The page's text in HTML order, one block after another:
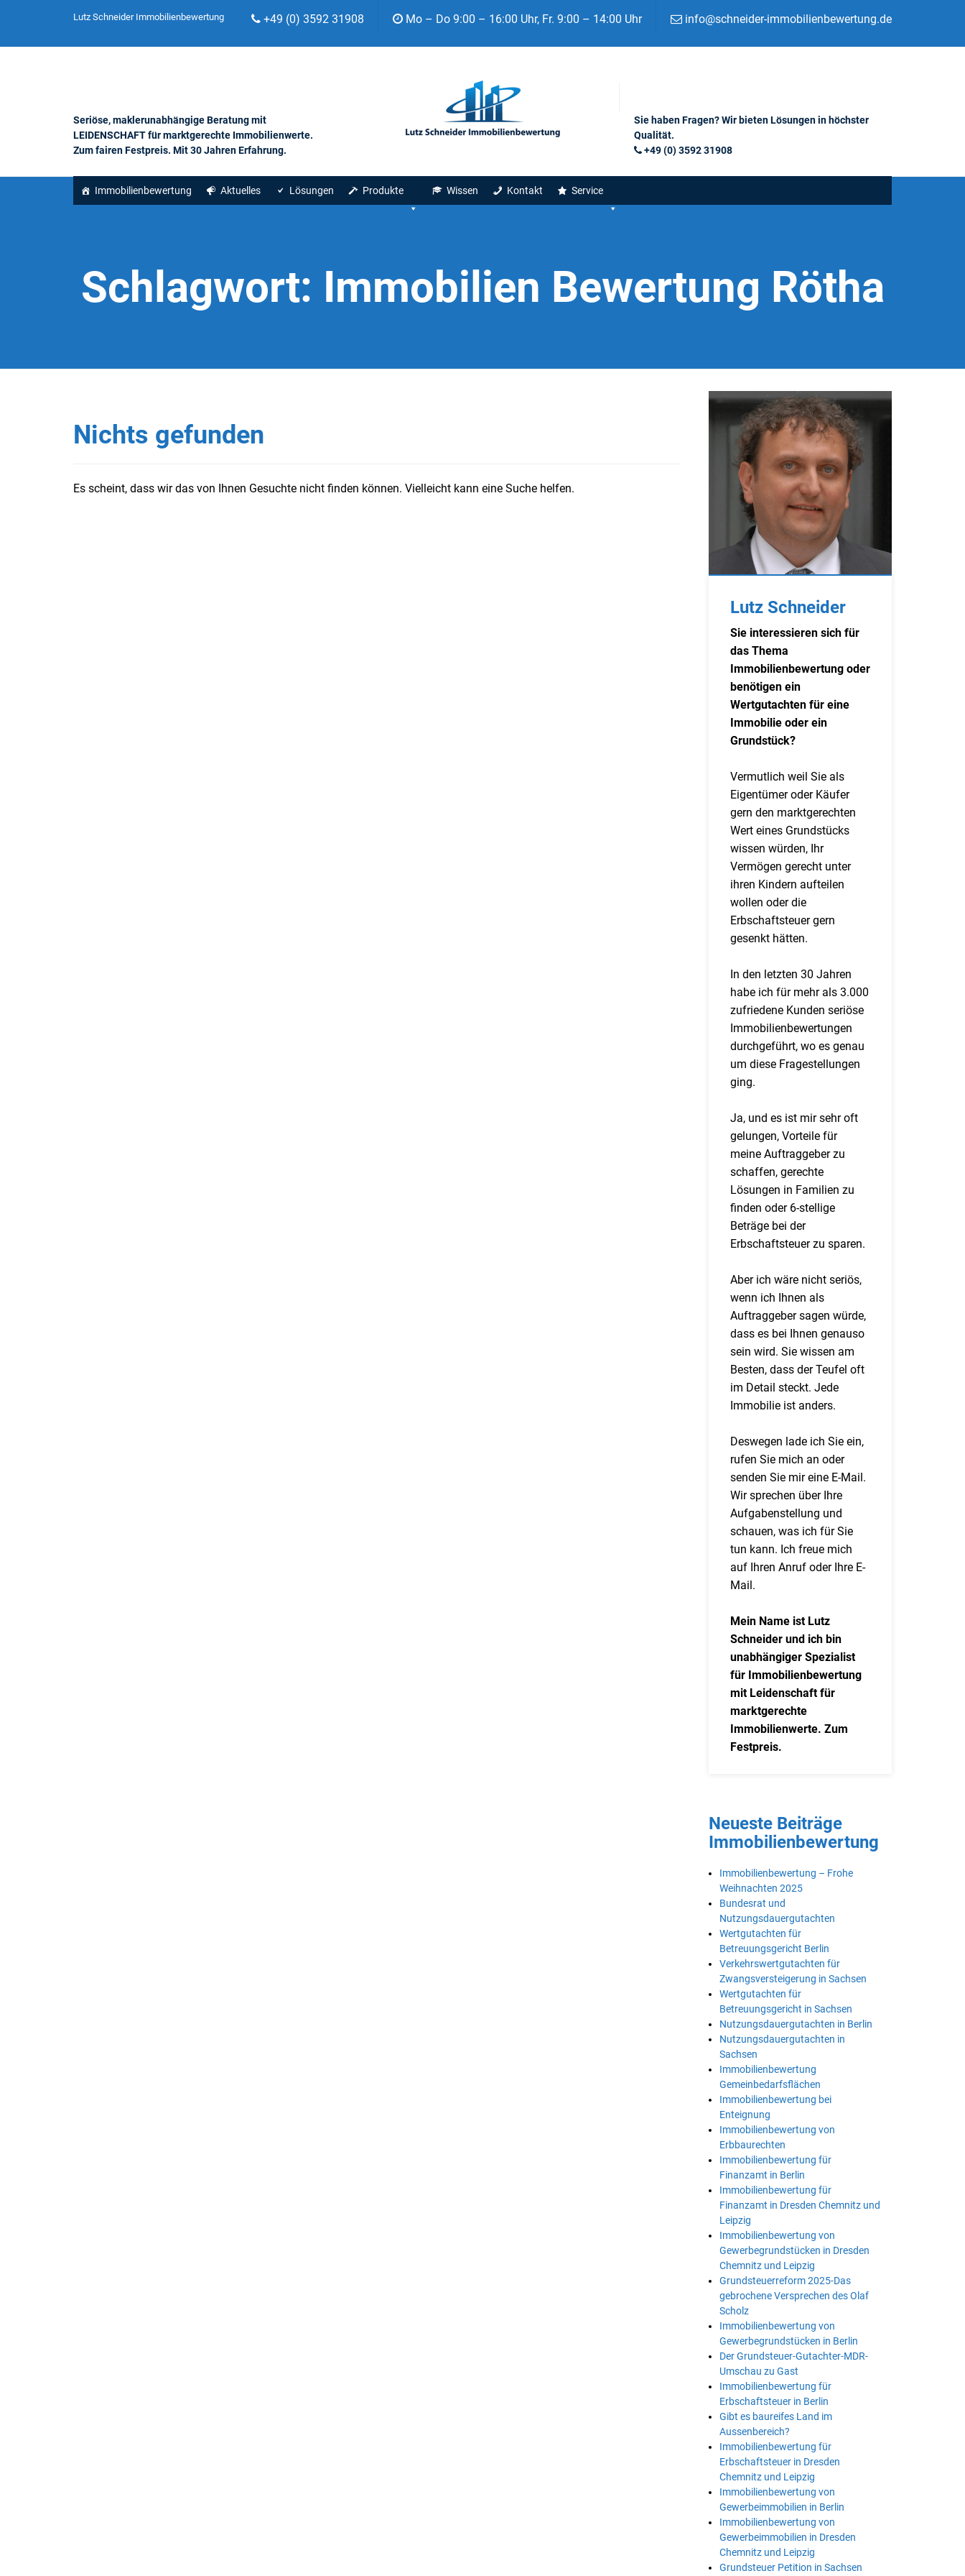
Lutz Schneider Immobilienbewertung +49 (0) 3592 31908 Mo – Do 9:00 – 16:00 Uhr, Fr. 9:00 – 14:00 Uhr info@schneider-immobilienbewertung.de
Seriöse, maklerunabhängige Beratung mit
LEIDENSCHAFT für marktgerechte Immobilienwerte.
Zum fairen Festpreis. Mit 30 Jahren Erfahrung.
Sie haben Fragen? Wir bieten Lösungen in höchster
Qualität.
+49 (0) 3592 31908
Immobilienbewertung Aktuelles Lösungen Produkte Wissen Kontakt Service
Schlagwort: Immobilien Bewertung Rötha
Nichts gefunden
Es scheint, dass wir das von Ihnen Gesuchte nicht finden können. Vielleicht kann eine Suche helfen.
Lutz Schneider
Sie interessieren sich für
das Thema
Immobilienbewertung oder
benötigen ein
Wertgutachten für eine
Immobilie oder ein
Grundstück?
Vermutlich weil Sie als
Eigentümer oder Käufer
gern den marktgerechten
Wert eines Grundstücks
wissen würden, Ihr
Vermögen gerecht unter
ihren Kindern aufteilen
wollen oder die
Erbschaftsteuer gern
gesenkt hätten.
In den letzten 30 Jahren
habe ich für mehr als 3.000
zufriedene Kunden seriöse
Immobilienbewertungen
durchgeführt, wo es genau
um diese Fragestellungen
ging.
Ja, und es ist mir sehr oft
gelungen, Vorteile für
meine Auftraggeber zu
schaffen, gerechte
Lösungen in Familien zu
finden oder 6-stellige
Beträge bei der
Erbschaftsteuer zu sparen.
Aber ich wäre nicht seriös,
wenn ich Ihnen als
Auftraggeber sagen würde,
dass es bei Ihnen genauso
sein wird. Sie wissen am
Besten, dass der Teufel oft
im Detail steckt. Jede
Immobilie ist anders.
Deswegen lade ich Sie ein,
rufen Sie mich an oder
senden Sie mir eine E-Mail.
Wir sprechen über Ihre
Aufgabenstellung und
schauen, was ich für Sie
tun kann. Ich freue mich
auf Ihren Anruf oder Ihre E-
Mail.
Mein Name ist Lutz
Schneider und ich bin
unabhängiger Spezialist
für Immobilienbewertung
mit Leidenschaft für
marktgerechte
Immobilienwerte. Zum
Festpreis.
Neueste Beiträge
Immobilienbewertung
Immobilienbewertung – Frohe
Weihnachten 2025
Bundesrat und
Nutzungsdauergutachten
Wertgutachten für
Betreuungsgericht Berlin
Verkehrswertgutachten für
Zwangsversteigerung in Sachsen
Wertgutachten für
Betreuungsgericht in Sachsen
Nutzungsdauergutachten in Berlin
Nutzungsdauergutachten in
Sachsen
Immobilienbewertung
Gemeinbedarfsflächen
Immobilienbewertung bei
Enteignung
Immobilienbewertung von
Erbbaurechten
Immobilienbewertung für
Finanzamt in Berlin
Immobilienbewertung für
Finanzamt in Dresden Chemnitz und
Leipzig
Immobilienbewertung von
Gewerbegrundstücken in Dresden
Chemnitz und Leipzig
Grundsteuerreform 2025-Das
gebrochene Versprechen des Olaf
Scholz
Immobilienbewertung von
Gewerbegrundstücken in Berlin
Der Grundsteuer-Gutachter-MDR-
Umschau zu Gast
Immobilienbewertung für
Erbschaftsteuer in Berlin
Gibt es baureifes Land im
Aussenbereich?
Immobilienbewertung für
Erbschaftsteuer in Dresden
Chemnitz und Leipzig
Immobilienbewertung von
Gewerbeimmobilien in Berlin
Immobilienbewertung von
Gewerbeimmobilien in Dresden
Chemnitz und Leipzig
Grundsteuer Petition in Sachsen